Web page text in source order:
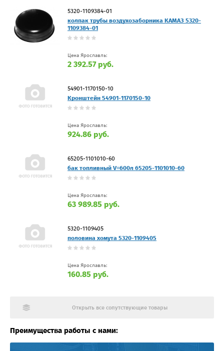
5320-1109384-01
колпак трубы воздухозаборника КАМАЗ 5320-
1109384-01
Цена Ярославль:
2 392.57 руб.
54901-1170150-10
Кронштейн 54901-1170150-10
Цена Ярославль:
924.86 руб.
65205-1101010-60
бак топливный V=600л 65205-1101010-60
Цена Ярославль:
63 989.85 руб.
5320-1109405
половина хомута 5320-1109405
Цена Ярославль:
160.85 руб.
Открыть все сопутствующие товары
Преимущества работы с нами: